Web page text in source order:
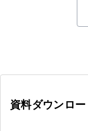
資料ダウンロー